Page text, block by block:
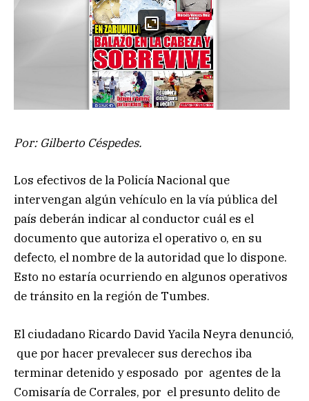
Por: Gilberto Céspedes.
Los efectivos de la Policía Nacional que
intervengan algún vehículo en la vía pública del
país deberán indicar al conductor cuál es el
documento que autoriza el operativo o, en su
defecto, el nombre de la autoridad que lo dispone.
Esto no estaría ocurriendo en algunos operativos
de tránsito en la región de Tumbes.
El ciudadano Ricardo David Yacila Neyra denunció,
que por hacer prevalecer sus derechos iba
terminar detenido y esposado por agentes de la
Comisaría de Corrales, por el presunto delito de